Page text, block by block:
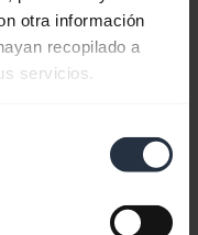
otra información
recopilado a
servicios.